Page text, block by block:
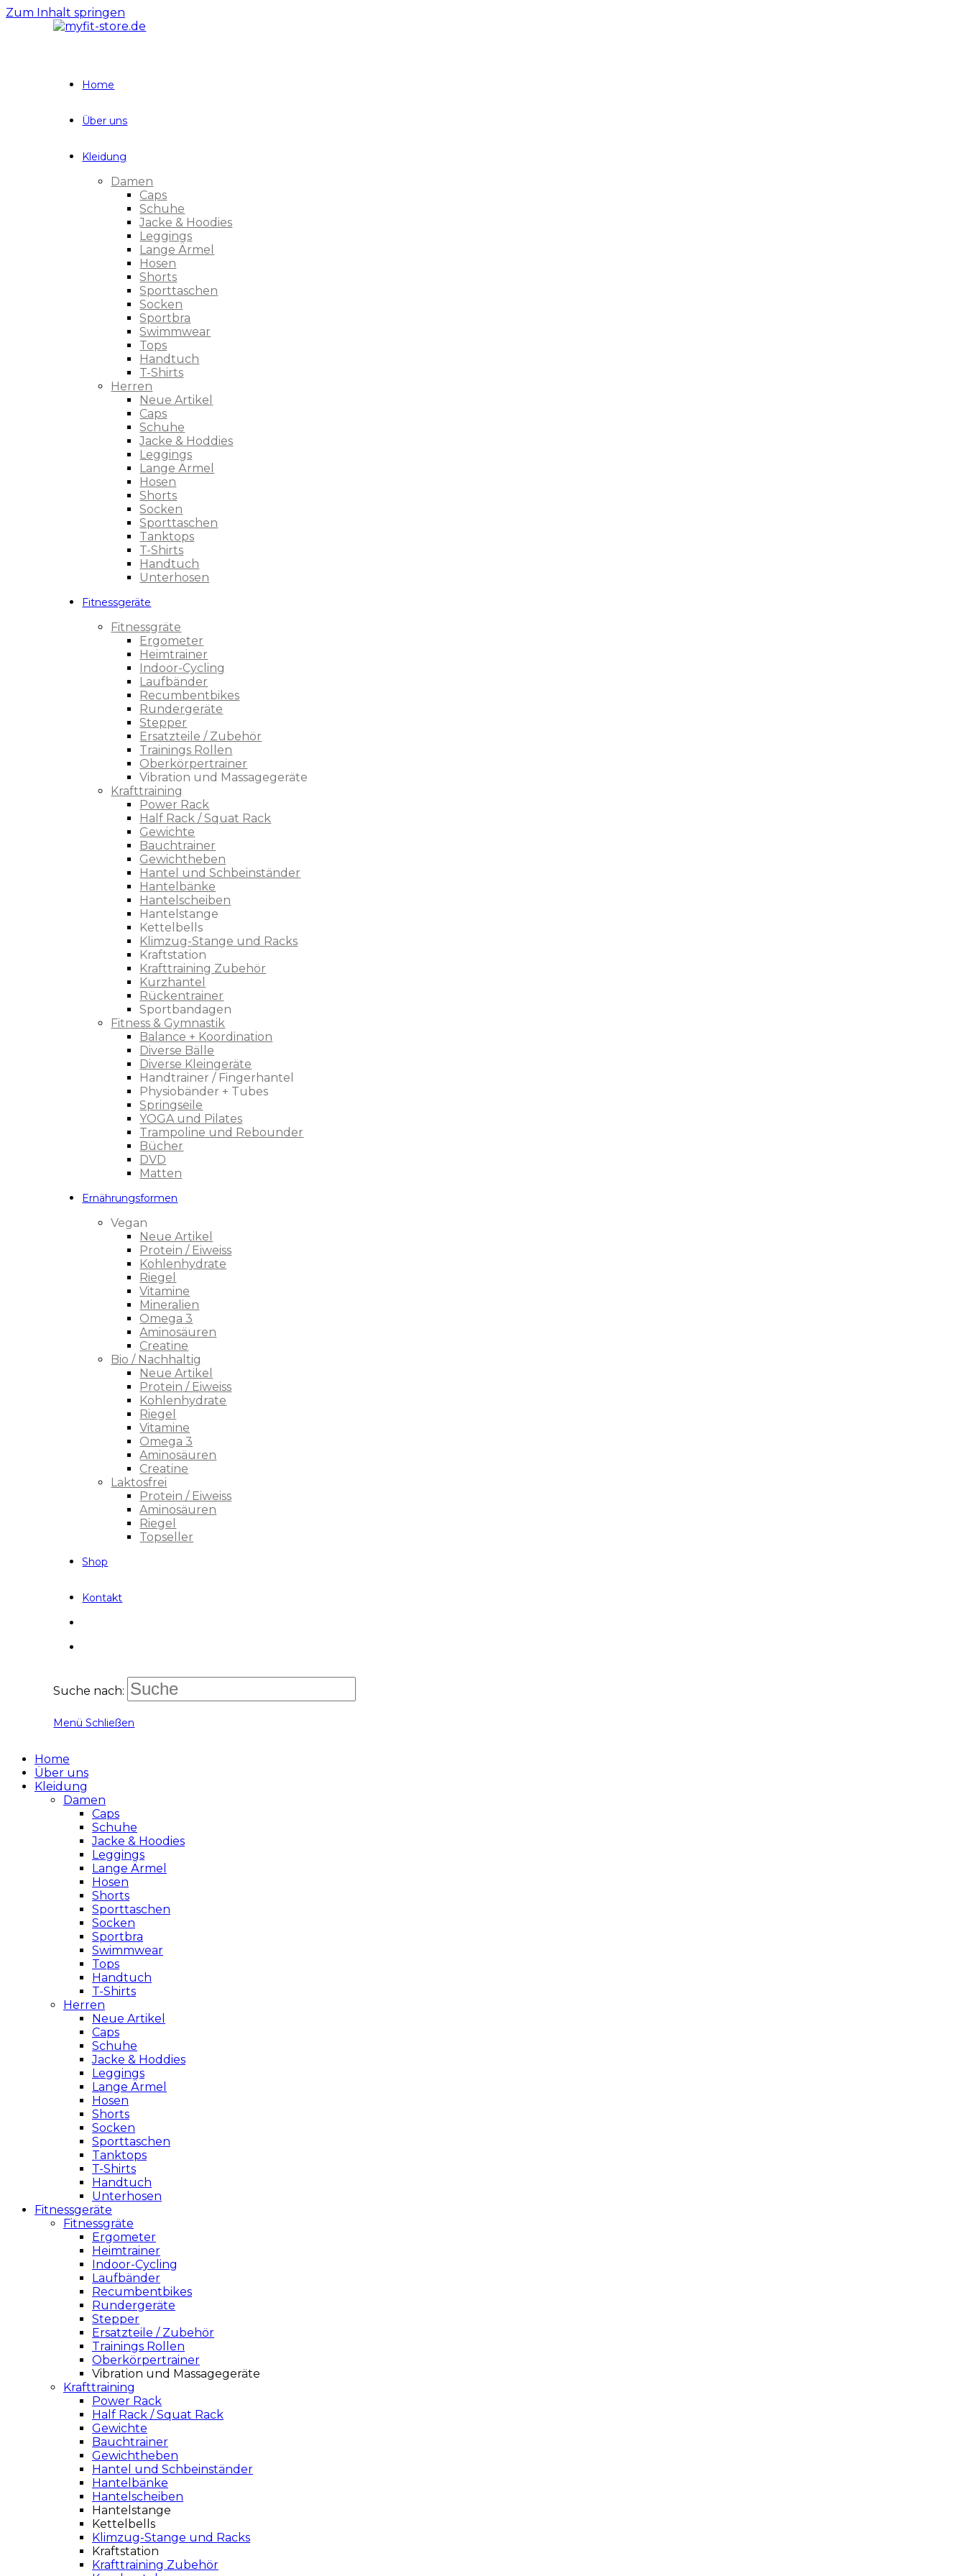
Zum Inhalt springen
Home
Über uns
Kleidung
Damen
Caps
Schuhe
Jacke & Hoodies
Leggings
Lange Ärmel
Hosen
Shorts
Sporttaschen
Socken
Sportbra
Swimmwear
Tops
Handtuch
T-Shirts
Herren
Neue Artikel
Caps
Schuhe
Jacke & Hoddies
Leggings
Lange Ärmel
Hosen
Shorts
Socken
Sporttaschen
Tanktops
T-Shirts
Handtuch
Unterhosen
Fitnessgeräte
Fitnessgräte
Ergometer
Heimtrainer
Indoor-Cycling
Laufbänder
Recumbentbikes
Rundergeräte
Stepper
Ersatzteile / Zubehör
Trainings Rollen
Oberkörpertrainer
Vibration und Massagegeräte
Krafttraining
Power Rack
Half Rack / Squat Rack
Gewichte
Bauchtrainer
Gewichtheben
Hantel und Schbeinständer
Hantelbänke
Hantelscheiben
Hantelstange
Kettelbells
Klimzug-Stange und Racks
Kraftstation
Krafttraining Zubehör
Kurzhantel
Rückentrainer
Sportbandagen
Fitness & Gymnastik
Balance + Koordination
Diverse Bälle
Diverse Kleingeräte
Handtrainer / Fingerhantel
Physiobänder + Tubes
Springseile
YOGA und Pilates
Trampoline und Rebounder
Bücher
DVD
Matten
Ernährungsformen
Vegan
Neue Artikel
Protein / Eiweiss
Kohlenhydrate
Riegel
Vitamine
Mineralien
Omega 3
Aminosäuren
Creatine
Bio / Nachhaltig
Neue Artikel
Protein / Eiweiss
Kohlenhydrate
Riegel
Vitamine
Omega 3
Aminosäuren
Creatine
Laktosfrei
Protein / Eiweiss
Aminosäuren
Riegel
Topseller
Shop
Kontakt
Suche nach:
Menü Schließen
Home
Über uns
Kleidung
Damen
Caps
Schuhe
Jacke & Hoodies
Leggings
Lange Ärmel
Hosen
Shorts
Sporttaschen
Socken
Sportbra
Swimmwear
Tops
Handtuch
T-Shirts
Herren
Neue Artikel
Caps
Schuhe
Jacke & Hoddies
Leggings
Lange Ärmel
Hosen
Shorts
Socken
Sporttaschen
Tanktops
T-Shirts
Handtuch
Unterhosen
Fitnessgeräte
Fitnessgräte
Ergometer
Heimtrainer
Indoor-Cycling
Laufbänder
Recumbentbikes
Rundergeräte
Stepper
Ersatzteile / Zubehör
Trainings Rollen
Oberkörpertrainer
Vibration und Massagegeräte
Krafttraining
Power Rack
Half Rack / Squat Rack
Gewichte
Bauchtrainer
Gewichtheben
Hantel und Schbeinständer
Hantelbänke
Hantelscheiben
Hantelstange
Kettelbells
Klimzug-Stange und Racks
Kraftstation
Krafttraining Zubehör